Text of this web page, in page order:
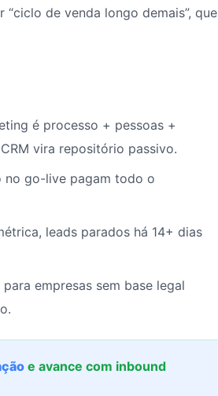
de venda longo demais”, que
é processo + pessoas +
vira repositório passivo.
go-live pagam todo o
leads parados há 14+ dias
empresas sem base legal
e avance com inbound